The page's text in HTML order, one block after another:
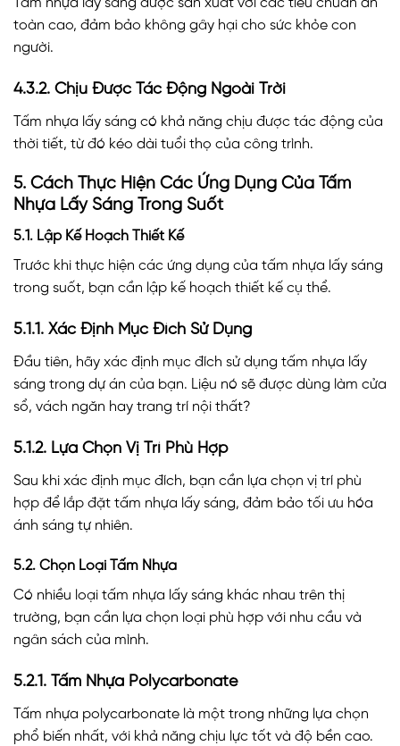
toàn cao, đảm bảo không gây hại cho sức khỏe con
người.
4.3.2. Chịu Được Tác Động Ngoài Trời
Tấm nhựa lấy sáng có khả năng chịu được tác động của
thời tiết, từ đó kéo dài tuổi thọ của công trình.
5. Cách Thực Hiện Các Ứng Dụng Của Tấm
Nhựa Lấy Sáng Trong Suốt
5.1. Lập Kế Hoạch Thiết Kế
Trước khi thực hiện các ứng dụng của tấm nhựa lấy sáng
trong suốt, bạn cần lập kế hoạch thiết kế cụ thể.
5.1.1. Xác Định Mục Đích Sử Dụng
Đầu tiên, hãy xác định mục đích sử dụng tấm nhựa lấy
sáng trong dự án của bạn. Liệu nó sẽ được dùng làm cửa
sổ, vách ngăn hay trang trí nội thất?
5.1.2. Lựa Chọn Vị Trí Phù Hợp
Sau khi xác định mục đích, bạn cần lựa chọn vị trí phù
hợp để lắp đặt tấm nhựa lấy sáng, đảm bảo tối ưu hóa
ánh sáng tự nhiên.
5.2. Chọn Loại Tấm Nhựa
Có nhiều loại tấm nhựa lấy sáng khác nhau trên thị
trường, bạn cần lựa chọn loại phù hợp với nhu cầu và
ngân sách của mình.
5.2.1. Tấm Nhựa Polycarbonate
Tấm nhựa polycarbonate là một trong những lựa chọn
phổ biến nhất, với khả năng chịu lực tốt và độ bền cao.